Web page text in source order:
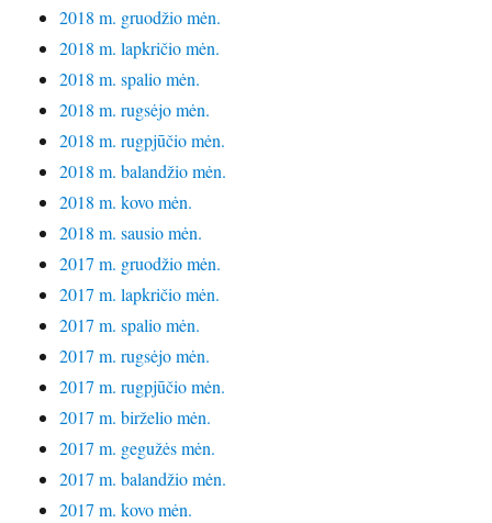
2018 m. gruodžio mėn.
2018 m. lapkričio mėn.
2018 m. spalio mėn.
2018 m. rugsėjo mėn.
2018 m. rugpjūčio mėn.
2018 m. balandžio mėn.
2018 m. kovo mėn.
2018 m. sausio mėn.
2017 m. gruodžio mėn.
2017 m. lapkričio mėn.
2017 m. spalio mėn.
2017 m. rugsėjo mėn.
2017 m. rugpjūčio mėn.
2017 m. birželio mėn.
2017 m. gegužės mėn.
2017 m. balandžio mėn.
2017 m. kovo mėn.